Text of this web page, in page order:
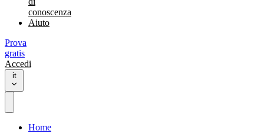
conoscenza
Aiuto
Prova
gratis
Accedi
it
Home